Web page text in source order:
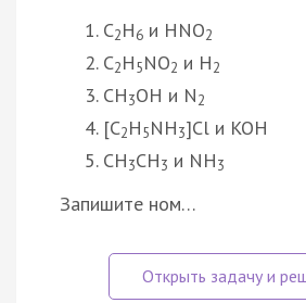
C2H6 и HNO2
C2H5NO2 и H2
CH3OH и N2
[C2H5NH3]Cl и KOH
CH3CH3 и NH3
Запишите ном…